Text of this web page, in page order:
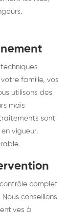
famille, vos
utilisons des
mais
sont
vigueur,
complet
conseillons
à